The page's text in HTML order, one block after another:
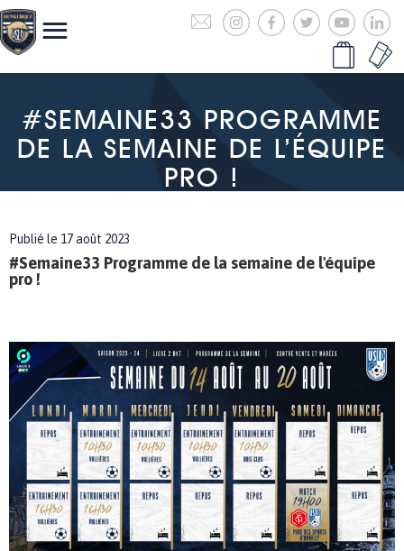
#SEMAINE33 PROGRAMME
DE LA SEMAINE DE L’ÉQUIPE
PRO !
Publié le 17 août 2023
#Semaine33 Programme de la semaine de l'équipe
pro !